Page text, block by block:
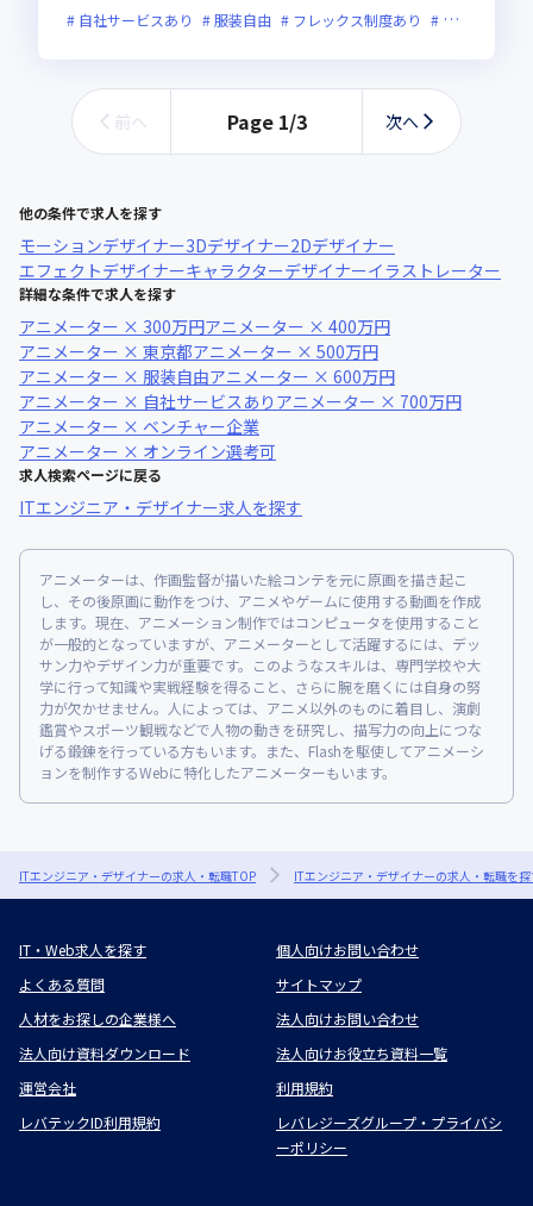
自社サービスあり
服装自由 フレックス制度あり グローバル展
前へ Page 1/3 次へ
他の条件で求人を探す
モーションデザイナー3Dデザイナー2Dデザイナー
エフェクトデザイナーキャラクターデザイナーイラストレーター
詳細な条件で求人を探す
アニメーター × 300万円アニメーター × 400万円
アニメーター × 東京都アニメーター × 500万円
アニメーター × 服装自由アニメーター × 600万円
アニメーター × 自社サービスあり アニメーター × 700万円
アニメーター × ベンチャー企業
アニメーター × オンライン選考可
求人検索ページに戻る
ITエンジニア・デザイナー求人を探す
アニメーターは、作画監督が描いた絵コンテを元に原画を描き起こ
し、その後原画に動作をつけ、アニメやゲームに使用する動画を作成
します。現在、アニメーション制作ではコンピュータを使用すること
が一般的となっていますが、アニメーターとして活躍するには、デッ
サン力やデザイン力が重要です。このようなスキルは、専門学校や大
学に行って知識や実戦経験を得ること、さらに腕を磨くには自身の努
力が欠かせません。人によっては、アニメ以外のものに着目し、演劇
鑑賞やスポーツ観戦などで人物の動きを研究し、描写力の向上につな
げる鍛錬を行っている方もいます。また、Flashを駆使してアニメーシ
ョンを制作するWebに特化したアニメーターもいます。
ITエンジニア・デザイナーの求人・転職TOP ITエンジニア・デザイナーの求人・転職を
IT・Web求人を探す
個人向けお問い合わせ
よくある質問
サイトマップ
人材をお探しの企業様へ
法人向けお問い合わせ
法人向け資料ダウンロード
法人向けお役立ち資料一覧
運営会社
利用規約
レバテックID利用規約
レバレジーズグループ・プライバシ
ーポリシー